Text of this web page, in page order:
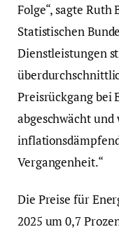
Folge“, sagte Ruth
Statistischen
Dienstleistungen
Preisrückgang bei
abgeschwächt
Vergangenheit.“
Die Preise für
2025 um 0,7